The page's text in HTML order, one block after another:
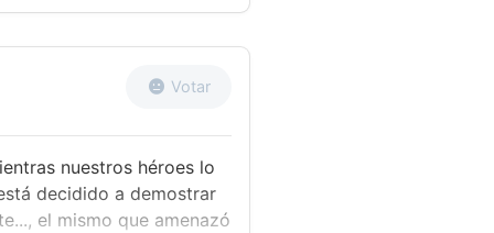
su pasado, Fabio la
Votar
nuestros héroes lo
decidido a demostrar
el mismo que amenazó